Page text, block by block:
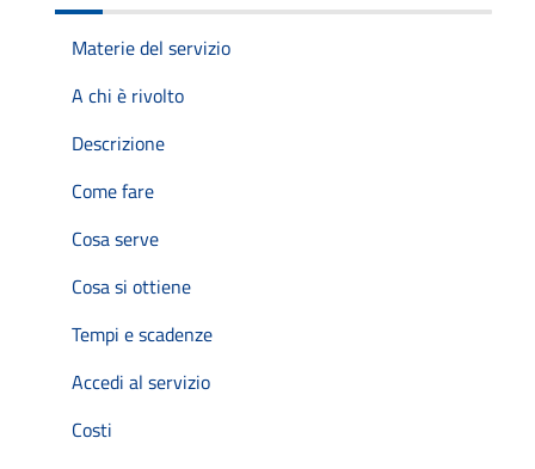
Materie del servizio
A chi è rivolto
Descrizione
Come fare
Cosa serve
Cosa si ottiene
Tempi e scadenze
Accedi al servizio
Costi